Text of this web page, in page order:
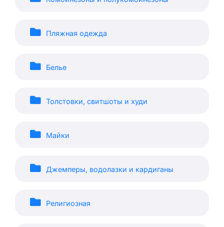
Пляжная одежда
Белье
Толстовки, свитшоты и худи
Майки
Джемперы, водолазки и кардиганы
Религиозная